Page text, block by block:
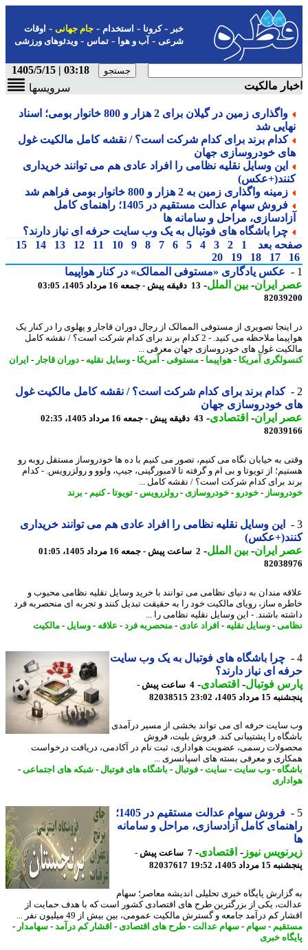
-کرونا-استخدام- جام جهانی-اوقات
شرعی-آب و هوا-تماس-ویدئوهای ورزشی
03:18 | 1405/5/15
مالکیت
سرویسها
واگذاری زمین در گیلان برای 2 هزار و 800 خانوار بومی؛ اسناد
شد
کدام برند برای کدام شرکت است؟ / نقشه کامل مالکیت غول
خودروسازی جهان
این وسایل نقلیه نظامی را افراد عادی هم می توانند خریداری
زمینه واگذاری زمین به 2 هزار و 800 خانوار بومی فراهم شد
فروش سهام عدالت مستقیم در 1405؛ راهنمای کامل
مراحل و سامانه ها
چرا باشگاه های فوتبال به یک وب سایت حرفه ای نیاز دارند؟
بعد
1
2
3
4
5
6
7
8
9
10
11
12
13
14
15
17
18
19
20
عکس یادگاری «مستوفی الممالک» در کنار هواپیما
ایران- بین الملل-13 دقیقه پیش - جمعه 16 مرداد 1405، 03:05
تصویری از مستوفی الممالک از رجال دوران قاجار و پهلوی را در کنار یک
هواپیما ملاحظه می کنید. - 2 کدام برند برای کدام شرکت است؟ / نقشه کامل
غول های خودروسازی جهان معرفی ...
آمریکا- هواپیما -مستوفی-آمریکا- وسایل نقلیه-دوران قاجار-ایران
کدام برند برای کدام شرکت است؟ / نقشه کامل مالکیت غول
خودروسازی جهان
ایران- اقتصادی-43 دقیقه پیش - جمعه 16 مرداد 1405، 02:35
به خیابان نگاه می کنیم، تصور می کنیم با ده ها خودروساز مستقل روبه رو
از تویوتا و بی ام و گرفته تا لامبورگینی، جیپ، ولوو و رولزرویس. - کدام
برای کدام شرکت است؟ / نقشه کامل ...
-خودرو-خودروسازی- رولزرویس-تویوتا-کنیم-برند
این وسایل نقلیه نظامی را افراد عادی هم می توانند خریداری
ایران- بین الملل-2 ساعت پیش - جمعه 16 مرداد 1405، 01:05
مندان به دنیای نظامی می توانند با خرید وسایل نقلیه نظامی محبوب و
ساز، رویای مالکیت خود را به حقیقت تبدیل کنند و تجربه ای منحصربه فرد
باشند. - این وسایل نقلیه نظامی را ...
-وسایل نقلیه-افراد عادی-منحصربه فرد-علاقه-وسایل-مالکیت
چرا باشگاه های فوتبال به یک وب سایت
ای نیاز دارند؟
فوتبال-اقتصادی- 4 ساعت پیش -
1405، 23:02
82038515
حرفه ای می تواند بخشی از مسیر درآمدی
را پشتیبانی کند. فروش بلیت، فروش
رسمی، عضویت هواداری، ثبت نام در آکادمی، دریافت درخواست
و معرفی بسته های اسپانسری ...
-وب سایت-سایت-فوتبال-باشگاه های فوتبال-شبکه های اجتماعی-
فروش سهام عدالت مستقیم در 1405؛
کامل آزادسازی، مراحل و سامانه
نیوز-اقتصادی- 7 ساعت پیش -
1405، 19:52
82037617
پایگاه خبری تحلیلی اندیشه معاصر؛ سهام
یکی از بزرگترین طرح های اقتصادی کشور است که با هدف حمایت از
کم درآمد جامعه و گسترش مالکیت عمومی، بین بیش از 49 میلیون نفر ...
-سهام-سهام عدالت-طرح های اقتصادی-اقشار کم درآمد- سهامدار-
خبری